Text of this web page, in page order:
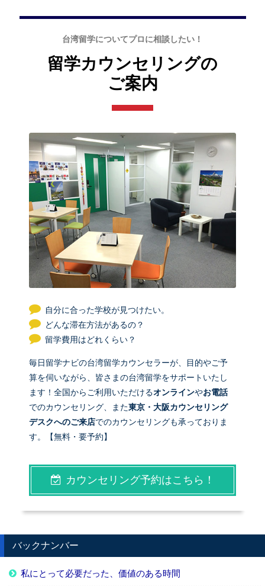
台湾留学についてプロに相談したい！
留学カウンセリングの
ご案内
自分に合った学校が見つけたい。
どんな滞在方法があるの？
留学費用はどれくらい？
毎日留学ナビの台湾留学カウンセラーが、目的やご予
算を伺いながら、皆さまの台湾留学をサポートいたし
ます！全国からご利用いただけるオンラインやお電話
でのカウンセリング、また東京・大阪カウンセリング
デスクへのご来店でのカウンセリングも承っておりま
す。【無料・要予約】
カウンセリング予約はこちら！
バックナンバー
私にとって必要だった、価値のある時間